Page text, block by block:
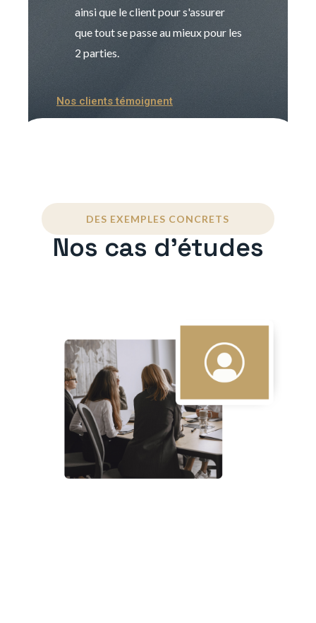
ainsi que le client pour s'assurer
que tout se passe au mieux pour les
2 parties.
Nos clients témoignent
DES EXEMPLES CONCRETS
Nos cas d'études